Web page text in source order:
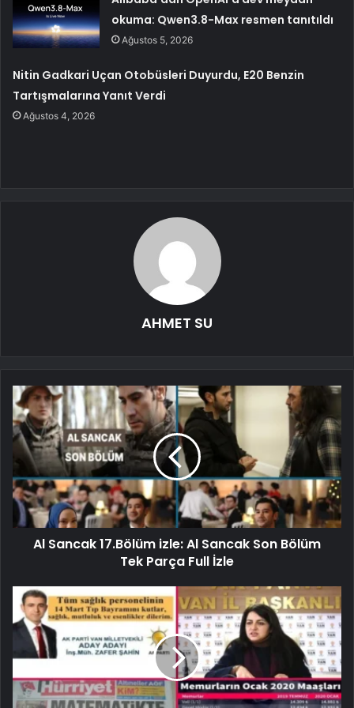
okuma: Qwen3.8-Max resmen tanıtıldı
Ağustos 5, 2026
Nitin Gadkari Uçan Otobüsleri Duyurdu, E20 Benzin
Tartışmalarına Yanıt Verdi
Ağustos 4, 2026
AHMET SU
Al Sancak 17.Bölüm izle: Al Sancak Son Bölüm
Tek Parça Full İzle